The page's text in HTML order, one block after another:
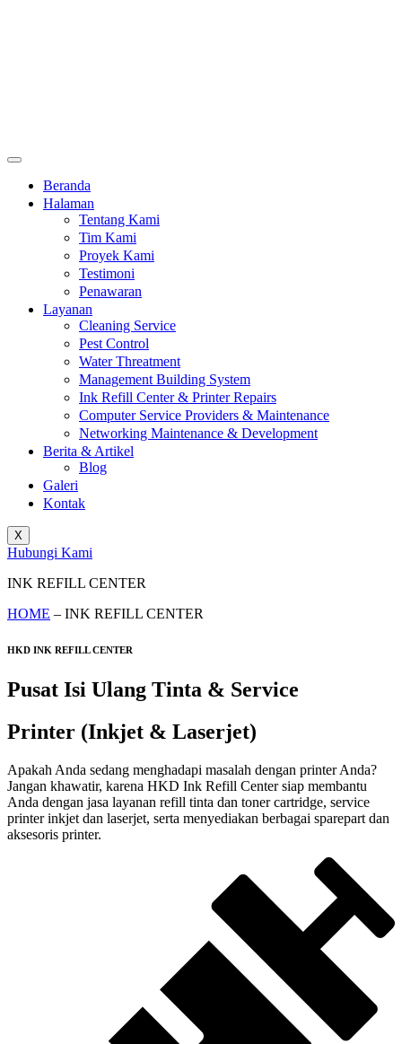
Beranda
Halaman
Tentang Kami
Tim Kami
Proyek Kami
Testimoni
Penawaran
Layanan
Cleaning Service
Pest Control
Water Threatment
Management Building System
Ink Refill Center & Printer Repairs
Computer Service Providers & Maintenance
Networking Maintenance & Development
Berita & Artikel
Blog
Galeri
Kontak
X
Hubungi Kami
INK REFILL CENTER
HOME – INK REFILL CENTER
HKD INK REFILL CENTER
Pusat Isi Ulang Tinta & Service
Printer (Inkjet & Laserjet)
Apakah Anda sedang menghadapi masalah dengan printer Anda?
Jangan khawatir, karena HKD Ink Refill Center siap membantu
Anda dengan jasa layanan refill tinta dan toner cartridge, service
printer inkjet dan laserjet, serta menyediakan berbagai sparepart dan
aksesoris printer.